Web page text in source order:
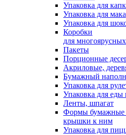
Упаковка для
Упаковка для
Упаковка для
Коробки
для
Пакеты
Порционные
Акриловые,
Бумажный
Упаковка для
Упаковка для еды
Ленты, шпагат
Формы бумажные
крышки к ним
Упаковка для